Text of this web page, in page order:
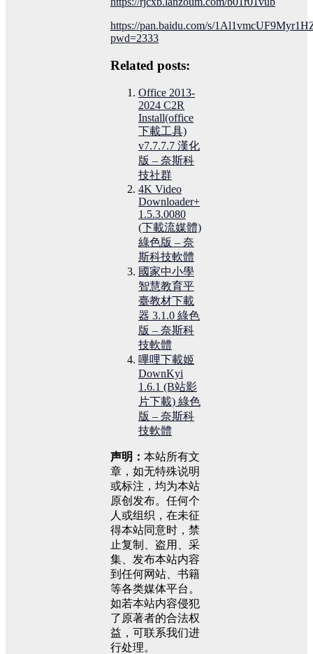
https://pan.baidu.com/s/
pwd=2333
Related posts:
Office 2013-
2024 C2R
Install(office
下載工具)
v7.7.7.7 漢化
版 – 奈斯科
技社群
4K Video
Downloader+
1.5.3.0080
(下載流媒體)
綠色版 – 奈
斯科技軟體
國家中小學
智慧教育平
臺教材下載
器 3.1.0 綠色
版 – 奈斯科
技軟體
嗶哩下載姬
DownKyi
1.6.1 (B站影
片下載) 綠色
版 – 奈斯科
技軟體
声明： 本站所有文
章，如无特殊说明
或标注，均为本站
原创发布。任何个
人或组织，在未征
得本站同意时，禁
止复制、盗用、采
集、发布本站内容
到任何网站、书籍
等各类媒体平台。
如若本站内容侵犯
了原著者的合法权
益，可联系我们进
行处理。